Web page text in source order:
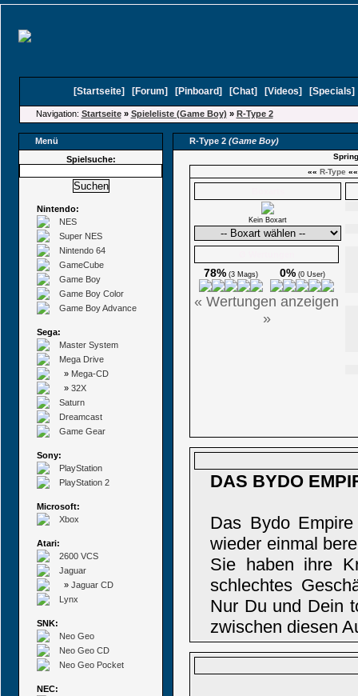
[Startseite] [Forum] [Pinboard] [Chat] [Videos] [Specials
Navigation: Startseite» Spieleliste (Game Boy) » R-Type 2
Menü R-Type 2 (Game Boy)
Spielsuche:
Nintendo:
NES
Super NES
Nintendo 64
GameCube
Game Boy
Game Boy Color
Game Boy Advance
Sega:
Master System
Mega Drive
» Mega-CD
» 32X
Saturn
Dreamcast
Game Gear
Sony:
PlayStation
PlayStation 2
Microsoft:
Xbox
Atari:
2600 VCS
Jaguar
» Jaguar CD
Lynx
SNK:
Neo Geo
Neo Geo CD
Neo Geo Pocket
NEC:
«« R-Type
Kein Boxart
78% (3 Mags) 0% (0 User)
« Wertungen anzeigen
»
DAS BYDO
Das Bydo
wieder einmal
Sie haben ihre
schlechtes
Nur Du und Dein
zwischen diesen